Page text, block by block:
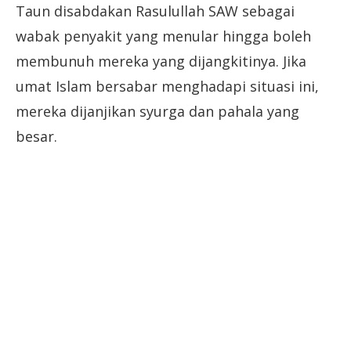
Taun disabdakan Rasulullah SAW sebagai
wabak penyakit yang menular hingga boleh
membunuh mereka yang dijangkitinya. Jika
umat Islam bersabar menghadapi situasi ini,
mereka dijanjikan syurga dan pahala yang
besar.